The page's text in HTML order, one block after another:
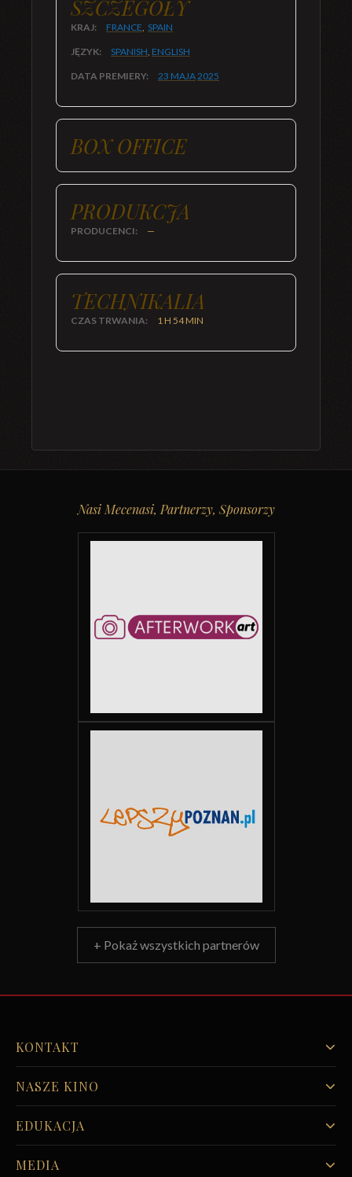
SZCZEGÓŁY
KRAJ: FRANCE, SPAIN
JĘZYK: SPANISH, ENGLISH
DATA PREMIERY: 23 MAJA2025
BOX OFFICE
PRODUKCJA
PRODUCENCI: —
TECHNIKALIA
CZAS TRWANIA: 1 H 54 MIN
Nasi Mecenasi, Partnerzy, Sponsorzy
+ Pokaż wszystkich partnerów
KONTAKT
NASZE KINO
EDUKACJA
MEDIA